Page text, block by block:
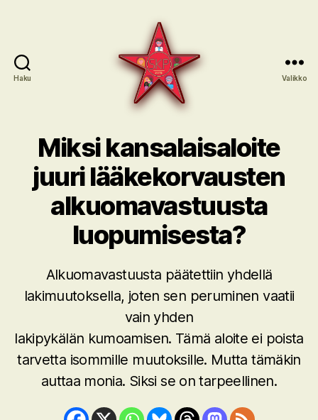
Haku
SKP:n
ryhmä
Valikko
Miksi kansalaisaloite
juuri lääkekorvausten
alkuomavastuusta
luopumisesta?
Alkuomavastuusta päätettiin yhdellä
lakimuutoksella, joten sen peruminen vaatii
vain yhden
lakipykälän kumoamisen. Tämä aloite ei poista
tarvetta isommille muutoksille. Mutta tämäkin
auttaa monia. Siksi se on tarpeellinen.